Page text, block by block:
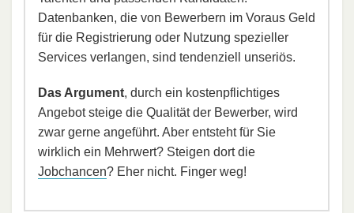
Datenbanken, die von Bewerbern im Voraus Geld
für die Registrierung oder Nutzung spezieller
Services verlangen, sind tendenziell unseriös.
Das Argument, durch ein kostenpflichtiges
Angebot steige die Qualität der Bewerber, wird
zwar gerne angeführt. Aber entsteht für Sie
wirklich ein Mehrwert? Steigen dort die
Jobchancen? Eher nicht. Finger weg!